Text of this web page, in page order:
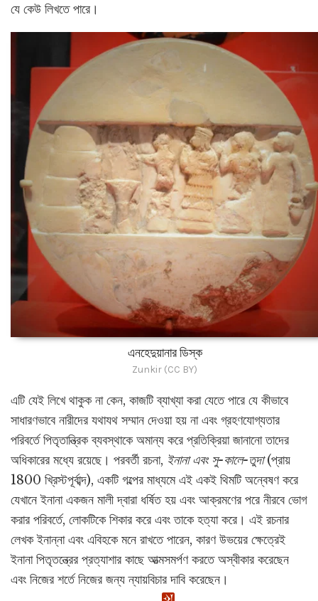
যে কেউ লিখতে পারে।
এনহেদুয়ানার ডিস্ক
Zunkir (CC BY)
এটি যেই লিখে থাকুক না কেন, কাজটি ব্যাখ্যা করা যেতে পারে যে কীভাবে
সাধারণভাবে নারীদের যথাযথ সম্মান দেওয়া হয় না এবং গ্রহণযোগ্যতার
পরিবর্তে পিতৃতান্ত্রিক ব্যবস্থাকে অমান্য করে প্রতিক্রিয়া জানানো তাদের
অধিকারের মধ্যে রয়েছে। পরবর্তী রচনা, ইনানা এবং সু-কালে-তুদা(প্রায়
1800 খ্রিস্টপূর্বাব্দ), একটি গল্পের মাধ্যমে এই একই থিমটি অন্বেষণ করে
যেখানে ইনানা একজন মালী দ্বারা ধর্ষিত হয় এবং আক্রমণের পরে নীরবে ভোগ
করার পরিবর্তে, লোকটিকে শিকার করে এবং তাকে হত্যা করে। এই রচনার
লেখক ইনান্না এবং এবিহকে মনে রাখতে পারেন, কারণ উভয়ের ক্ষেত্রেই
ইনানা পিতৃতন্ত্রের প্রত্যাশার কাছে আত্মসমর্পণ করতে অস্বীকার করেছেন
এবং নিজের শর্তে নিজের জন্য ন্যায়বিচার দাবি করেছেন।